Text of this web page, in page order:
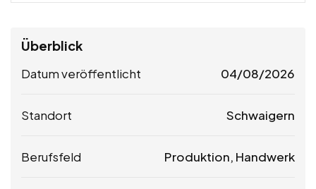
Überblick
Datum veröffentlicht 04/08/2026
Standort Schwaigern
Berufsfeld Produktion, Handwerk